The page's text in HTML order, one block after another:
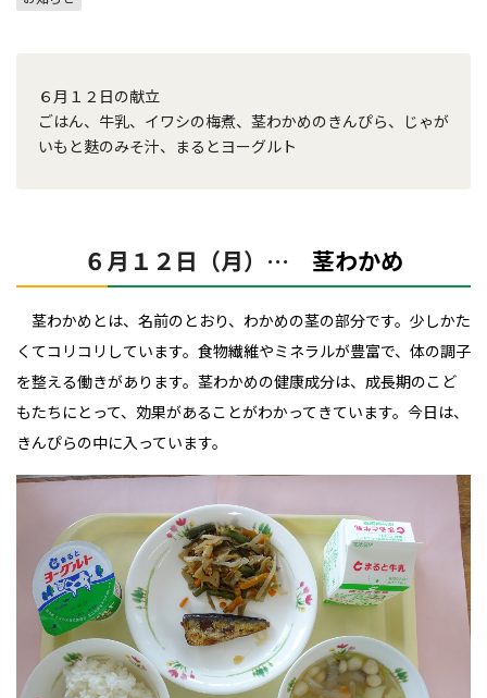
６月１２日の献立
ごはん、牛乳、イワシの梅煮、茎わかめのきんぴら、じゃが
いもと麩のみそ汁、まるとヨーグルト
６月１２日（月）… 茎わかめ
茎わかめとは、名前のとおり、わかめの茎の部分です。少しかた
くてコリコリしています。食物繊維やミネラルが豊富で、体の調子
を整える働きがあります。茎わかめの健康成分は、成長期のこど
もたちにとって、効果があることがわかってきています。今日は、
きんぴらの中に入っています。